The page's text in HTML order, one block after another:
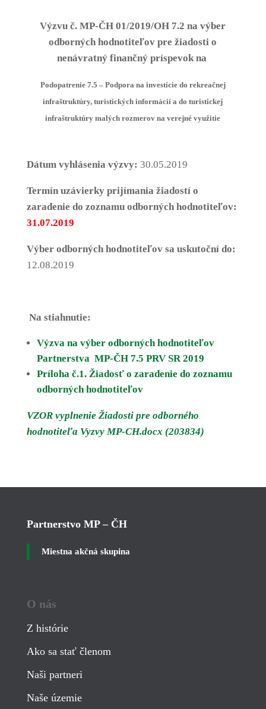
Výzvu č. MP-ČH 01/2019/OH 7.2 na výber
odborných hodnotiteľovprežiadosti o
nenávratný finančný príspevok na
Podopatrenie 7.5 –Podpora na investície do rekreačnej
infraštruktúry, turistických informácií a do turistickej
infraštruktúry malých rozmerov na verejné využitie
Dátum vyhlásenia výzvy: 30.05.2019
Termín uzávierky prijímania žiadostí o
zaradenie do zoznamu odborných hodnotiteľov:
31.07.2019
Výber odborných hodnotiteľov sa uskutoční do:
12.08.2019
Na stiahnutie:
Výzva na výber odborných hodnotiteľov
Partnerstva MP-ČH 7.5 PRV SR 2019
Príloha č.1. Žiadosť o zaradenie do zoznamu
odborných hodnotiteľov
VZOR vyplnenie Žiadosti pre odborného
hodnotiteľa Vyzvy MP-CH.docx (203834)
Partnerstvo MP – ČH
Miestna akčná skupina
O nás
Z histórie
Ako sa stať členom
Naši partneri
Naše územie